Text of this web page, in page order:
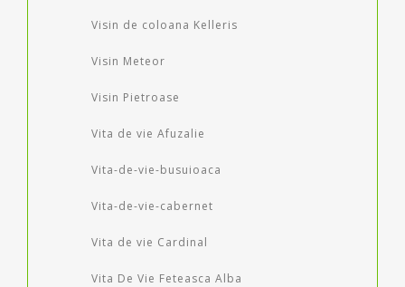
Visin de coloana Kelleris
Visin Meteor
Visin Pietroase
Vita de vie Afuzalie
Vita-de-vie-busuioaca
Vita-de-vie-cabernet
Vita de vie Cardinal
Vita De Vie Feteasca Alba